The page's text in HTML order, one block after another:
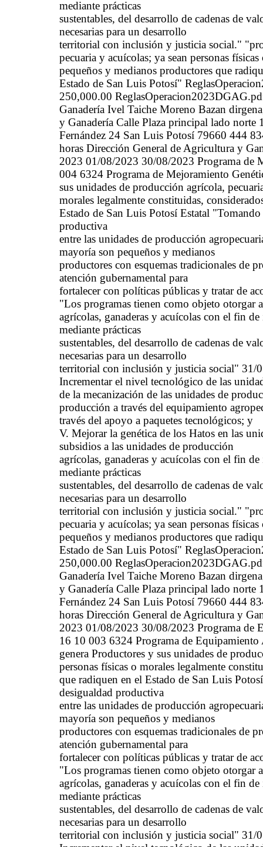
mediante prácticas
sustentables, del desarrollo de cadenas de
necesarias para un desarrollo
territorial con inclusión y justicia social."
pecuaria y acuícolas; ya sean personas
pequeños y medianos productores que
Estado de San Luis Potosí"
250,000.00
Ganadería Ivel Taiche Moreno Bazan
y Ganadería Calle Plaza principal lado
Fernández 24 San Luis Potosí 79660 444
horas Dirección General de Agricultura y
2023 01/08/2023 30/08/2023 Programa de
004 6324 Programa de Mejoramiento
sus unidades de producción agrícola,
morales legalmente constituidas,
Estado de San Luis Potosí Estatal
productiva
entre las unidades de producción
mayoría son pequeños y medianos
productores con esquemas tradicionales de
atención gubernamental para
fortalecer con políticas públicas y tratar de
"Los programas tienen como objeto otorgar
agrícolas, ganaderas y acuícolas con el fin
mediante prácticas
sustentables, del desarrollo de cadenas de
necesarias para un desarrollo
territorial con inclusión y justicia social" 31/
Incrementar el nivel tecnológico de las
de la mecanización de las unidades de
producción a través del equipamiento
través del apoyo a paquetes tecnológicos; y
V. Mejorar la genética de los Hatos en las
subsidios a las unidades de producción
agrícolas, ganaderas y acuícolas con el fin
mediante prácticas
sustentables, del desarrollo de cadenas de
necesarias para un desarrollo
territorial con inclusión y justicia social."
pecuaria y acuícolas; ya sean personas
pequeños y medianos productores que
Estado de San Luis Potosí"
250,000.00
Ganadería Ivel Taiche Moreno Bazan
y Ganadería Calle Plaza principal lado
Fernández 24 San Luis Potosí 79660 444
horas Dirección General de Agricultura y
2023 01/08/2023 30/08/2023 Programa de
16 10 003 6324 Programa de
genera Productores y sus unidades de
personas físicas o morales legalmente
que radiquen en el Estado de San Luis
desigualdad productiva
entre las unidades de producción
mayoría son pequeños y medianos
productores con esquemas tradicionales de
atención gubernamental para
fortalecer con políticas públicas y tratar de
"Los programas tienen como objeto otorgar
agrícolas, ganaderas y acuícolas con el fin
mediante prácticas
sustentables, del desarrollo de cadenas de
necesarias para un desarrollo
territorial con inclusión y justicia social" 31/